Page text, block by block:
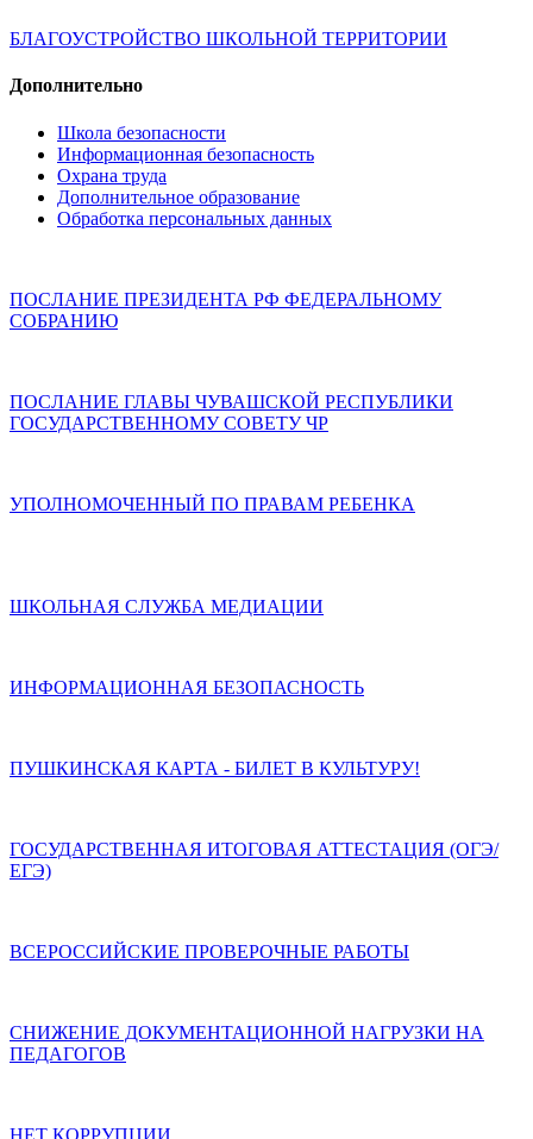
БЛАГОУСТРОЙСТВО ШКОЛЬНОЙ ТЕРРИТОРИИ
Дополнительно
Школа безопасности
Информационная безопасность
Охрана труда
Дополнительное образование
Обработка персональных данных
ПОСЛАНИЕ ПРЕЗИДЕНТА РФ ФЕДЕРАЛЬНОМУ
СОБРАНИЮ
ПОСЛАНИЕ ГЛАВЫ ЧУВАШСКОЙ РЕСПУБЛИКИ
ГОСУДАРСТВЕННОМУ СОВЕТУ ЧР
УПОЛНОМОЧЕННЫЙ ПО ПРАВАМ РЕБЕНКА
ШКОЛЬНАЯ СЛУЖБА МЕДИАЦИИ
ИНФОРМАЦИОННАЯ БЕЗОПАСНОСТЬ
ПУШКИНСКАЯ КАРТА - БИЛЕТ В КУЛЬТУРУ!
ГОСУДАРСТВЕННАЯ ИТОГОВАЯ АТТЕСТАЦИЯ (ОГЭ/
ЕГЭ)
ВСЕРОССИЙСКИЕ ПРОВЕРОЧНЫЕ РАБОТЫ
СНИЖЕНИЕ ДОКУМЕНТАЦИОННОЙ НАГРУЗКИ НА
ПЕДАГОГОВ
НЕТ КОРРУПЦИИ